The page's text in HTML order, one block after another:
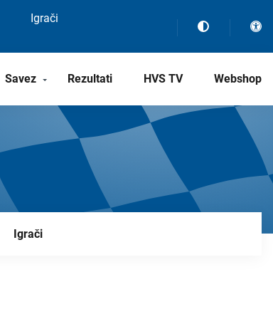
Igrači
Savez Rezultati HVS TV Webshop
Igrači